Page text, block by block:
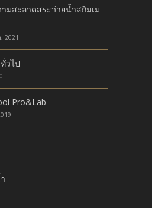
มสะอาดสระว่ายน้ำสกิมเม
2021
วไป
Pro&Lab